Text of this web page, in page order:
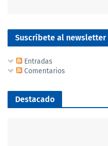
Suscríbete al newsletter
Entradas
Comentarios
Destacado